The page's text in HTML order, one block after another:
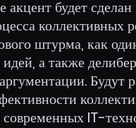
акцент будет
коллективных
штурма, как
идей, а также
Будут
современных IT-